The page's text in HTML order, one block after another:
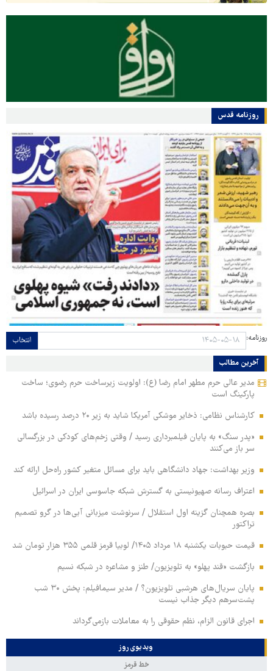
روزنامه قدس
روزنامه: انتخاب
آخرین مطالب
مدیر عالی حرم مطهر امام رضا (ع): اولویت زیرساخت حرم رضوی؛ ساخت
پارکینگ است
کارشناس نظامی: ذخایر موشکی آمریکا شاید به زیر ۲۰ درصد رسیده باشد
«پدر سنگ» به پایان فیلمبرداری رسید / وقتی زخم‌های کودکی در بزرگسالی
سر باز می‌کنند
وزیر بهداشت: جهاد دانشگاهی باید برای مسائل متغیر کشور راه‌حل ارائه کند
اعتراف رسانه صهیونیستی به گسترش شبکه جاسوسی ایران در اسرائیل
بصره همچنان گزینه اول استقلال / سرنوشت میزبانی آبی‌ها در گرو تصمیم
تراکتور
قیمت حبوبات یکشنبه ۱۸ مرداد ۱۴۰۵/ لوبیا قرمز قلمی ۳۵۵ هزار تومان شد
بازگشت «قند پهلو» به تلویزیون/ طنز و مشاعره در شبکه نسیم
پایان سریال‌های هرشبی تلویزیون؟ / مدیر سیمافیلم: پخش ۳۰ شب
پشت‌سرهم دیگر جذاب نیست
اجرای قانون الزام، نظم حقوقی را به معاملات بازمی‌گرداند
ویدیوی روز
خط قرمز